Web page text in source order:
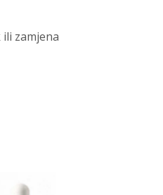
zamjena